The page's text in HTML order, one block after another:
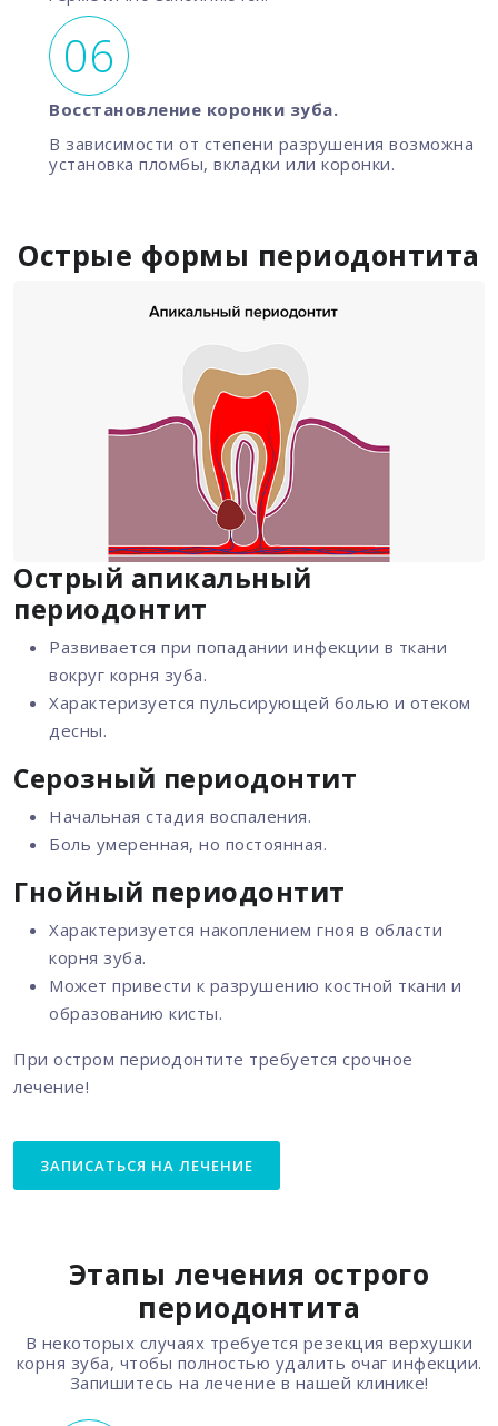
Восстановление коронки зуба.
В зависимости от степени разрушения возможна
установка пломбы, вкладки или коронки.
Острые формы периодонтита
Острый апикальный
периодонтит
Развивается при попадании инфекции в ткани
вокруг корня зуба.
Характеризуется пульсирующей болью и отеком
десны.
Серозный периодонтит
Начальная стадия воспаления.
Боль умеренная, но постоянная.
Гнойный периодонтит
Характеризуется накоплением гноя в области
корня зуба.
Может привести к разрушению костной ткани и
образованию кисты.
При остром периодонтите требуется срочное
лечение!
ЗАПИСАТЬСЯ НА ЛЕЧЕНИЕ
Этапы лечения острого
периодонтита
В некоторых случаях требуется резекция верхушки
корня зуба, чтобы полностью удалить очаг инфекции.
Запишитесь на лечение в нашей клинике!